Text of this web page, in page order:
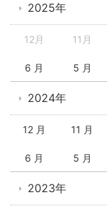
2025年
12月 11月
6 月 5 月
2024年
12 月 11 月
6 月 5 月
2023年